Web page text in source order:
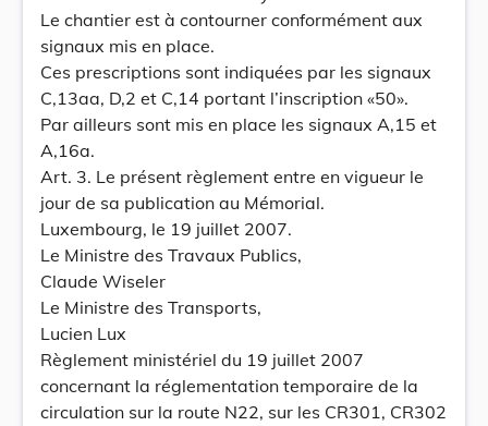
Le chantier est à contourner conformément aux
signaux mis en place.
Ces prescriptions sont indiquées par les signaux
C,13aa, D,2 et C,14 portant l’inscription «50».
Par ailleurs sont mis en place les signaux A,15 et
A,16a.
Art. 3. Le présent règlement entre en vigueur le
jour de sa publication au Mémorial.
Luxembourg, le 19 juillet 2007.
Le Ministre des Travaux Publics,
Claude Wiseler
Le Ministre des Transports,
Lucien Lux
Règlement ministériel du 19 juillet 2007
concernant la réglementation temporaire de la
circulation sur la route N22, sur les CR301, CR302